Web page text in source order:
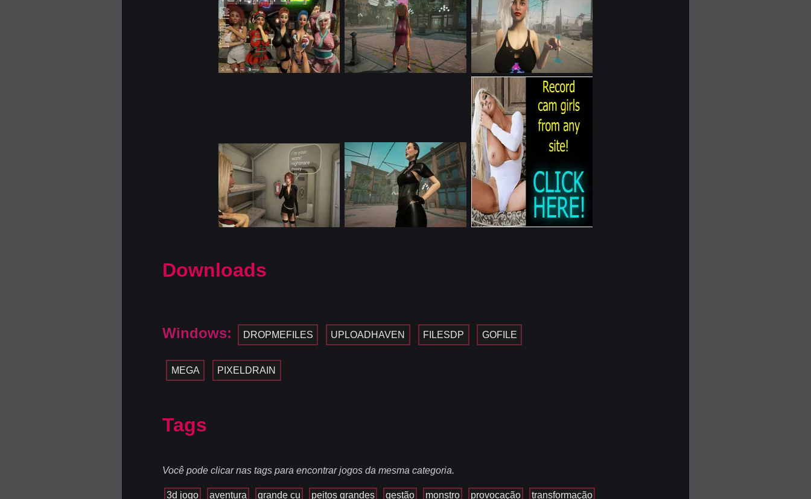
Downloads
Windows: DROPMEFILES UPLOADHAVEN FILESDP GOFILE
MEGA PIXELDRAIN
Tags
Você pode clicar nas tags para encontrar jogos da mesma categoria.
3d jogo aventura grande cu peitos grandes gestão monstro provocação transformação